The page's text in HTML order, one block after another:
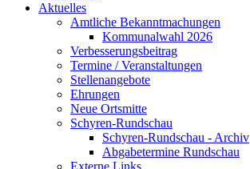
Aktuelles
Amtliche Bekanntmachungen
Kommunalwahl 2026
Verbesserungsbeitrag
Termine / Veranstaltungen
Stellenangebote
Ehrungen
Neue Ortsmitte
Schyren-Rundschau
Schyren-Rundschau - Archiv
Abgabetermine Rundschau
Externe Links